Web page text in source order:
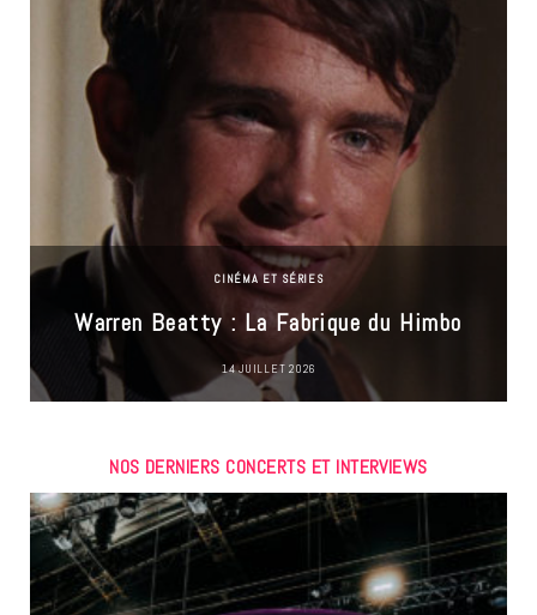
CINÉMA ET SÉRIES
Warren Beatty : La Fabrique du Himbo
14 JUILLET 2026
NOS DERNIERS CONCERTS ET INTERVIEWS